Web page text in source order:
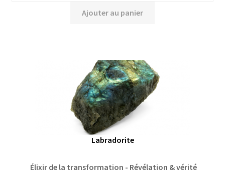
Ajouter au panier
Labradorite
Élixir de la transformation - Révélation & vérité